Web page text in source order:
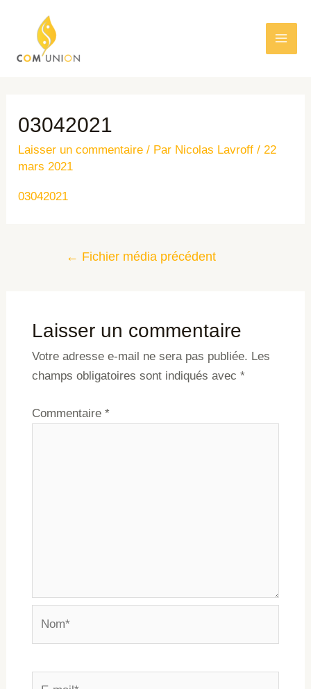
03042021
Laisser un commentaire / Par Nicolas Lavroff/ 22
mars 2021
03042021
← Fichier média précédent
Laisser un commentaire
Votre adresse e-mail ne sera pas publiée. Les
champs obligatoires sont indiqués avec *
Commentaire *